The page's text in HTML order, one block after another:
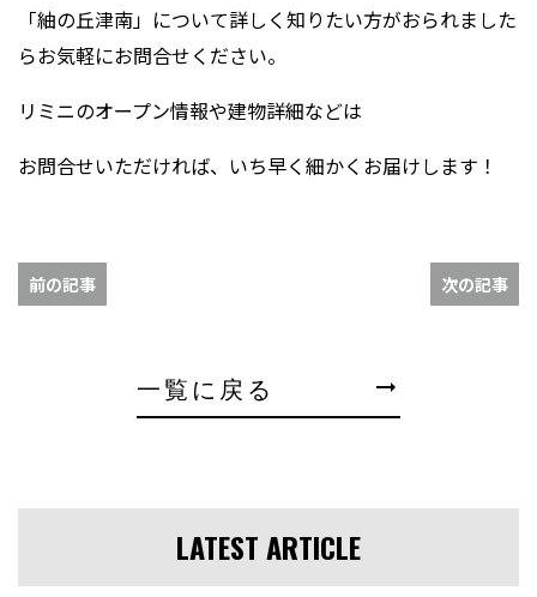
「紬の丘津南」について詳しく知りたい方がおられました
らお気軽にお問合せください。
リミニのオープン情報や建物詳細などは
お問合せいただければ、いち早く細かくお届けします！
前の記事 次の記事
一覧に戻る arrow_right_alt
LATEST ARTICLE